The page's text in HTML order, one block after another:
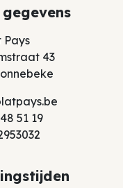
gegevens
Pays
43
51 19